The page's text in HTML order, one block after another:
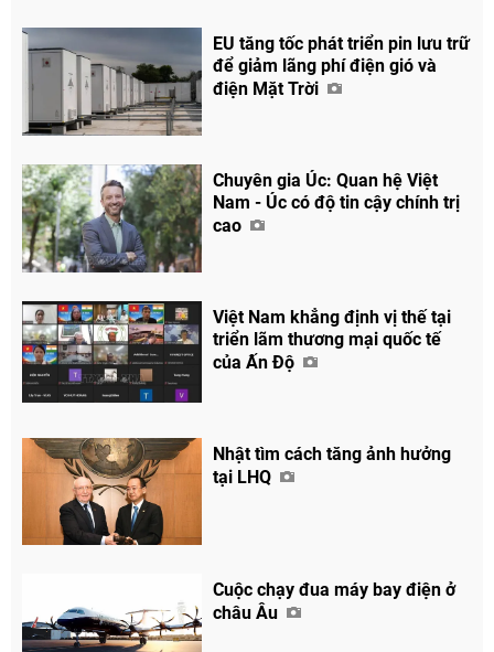
EU tăng tốc phát triển pin lưu trữ
để giảm lãng phí điện gió và
điện Mặt Trời
Chuyên gia Úc: Quan hệ Việt
Nam - Úc có độ tin cậy chính trị
cao
Việt Nam khẳng định vị thế tại
triển lãm thương mại quốc tế
của Ấn Độ
Nhật tìm cách tăng ảnh hưởng
tại LHQ
Cuộc chạy đua máy bay điện ở
châu Âu